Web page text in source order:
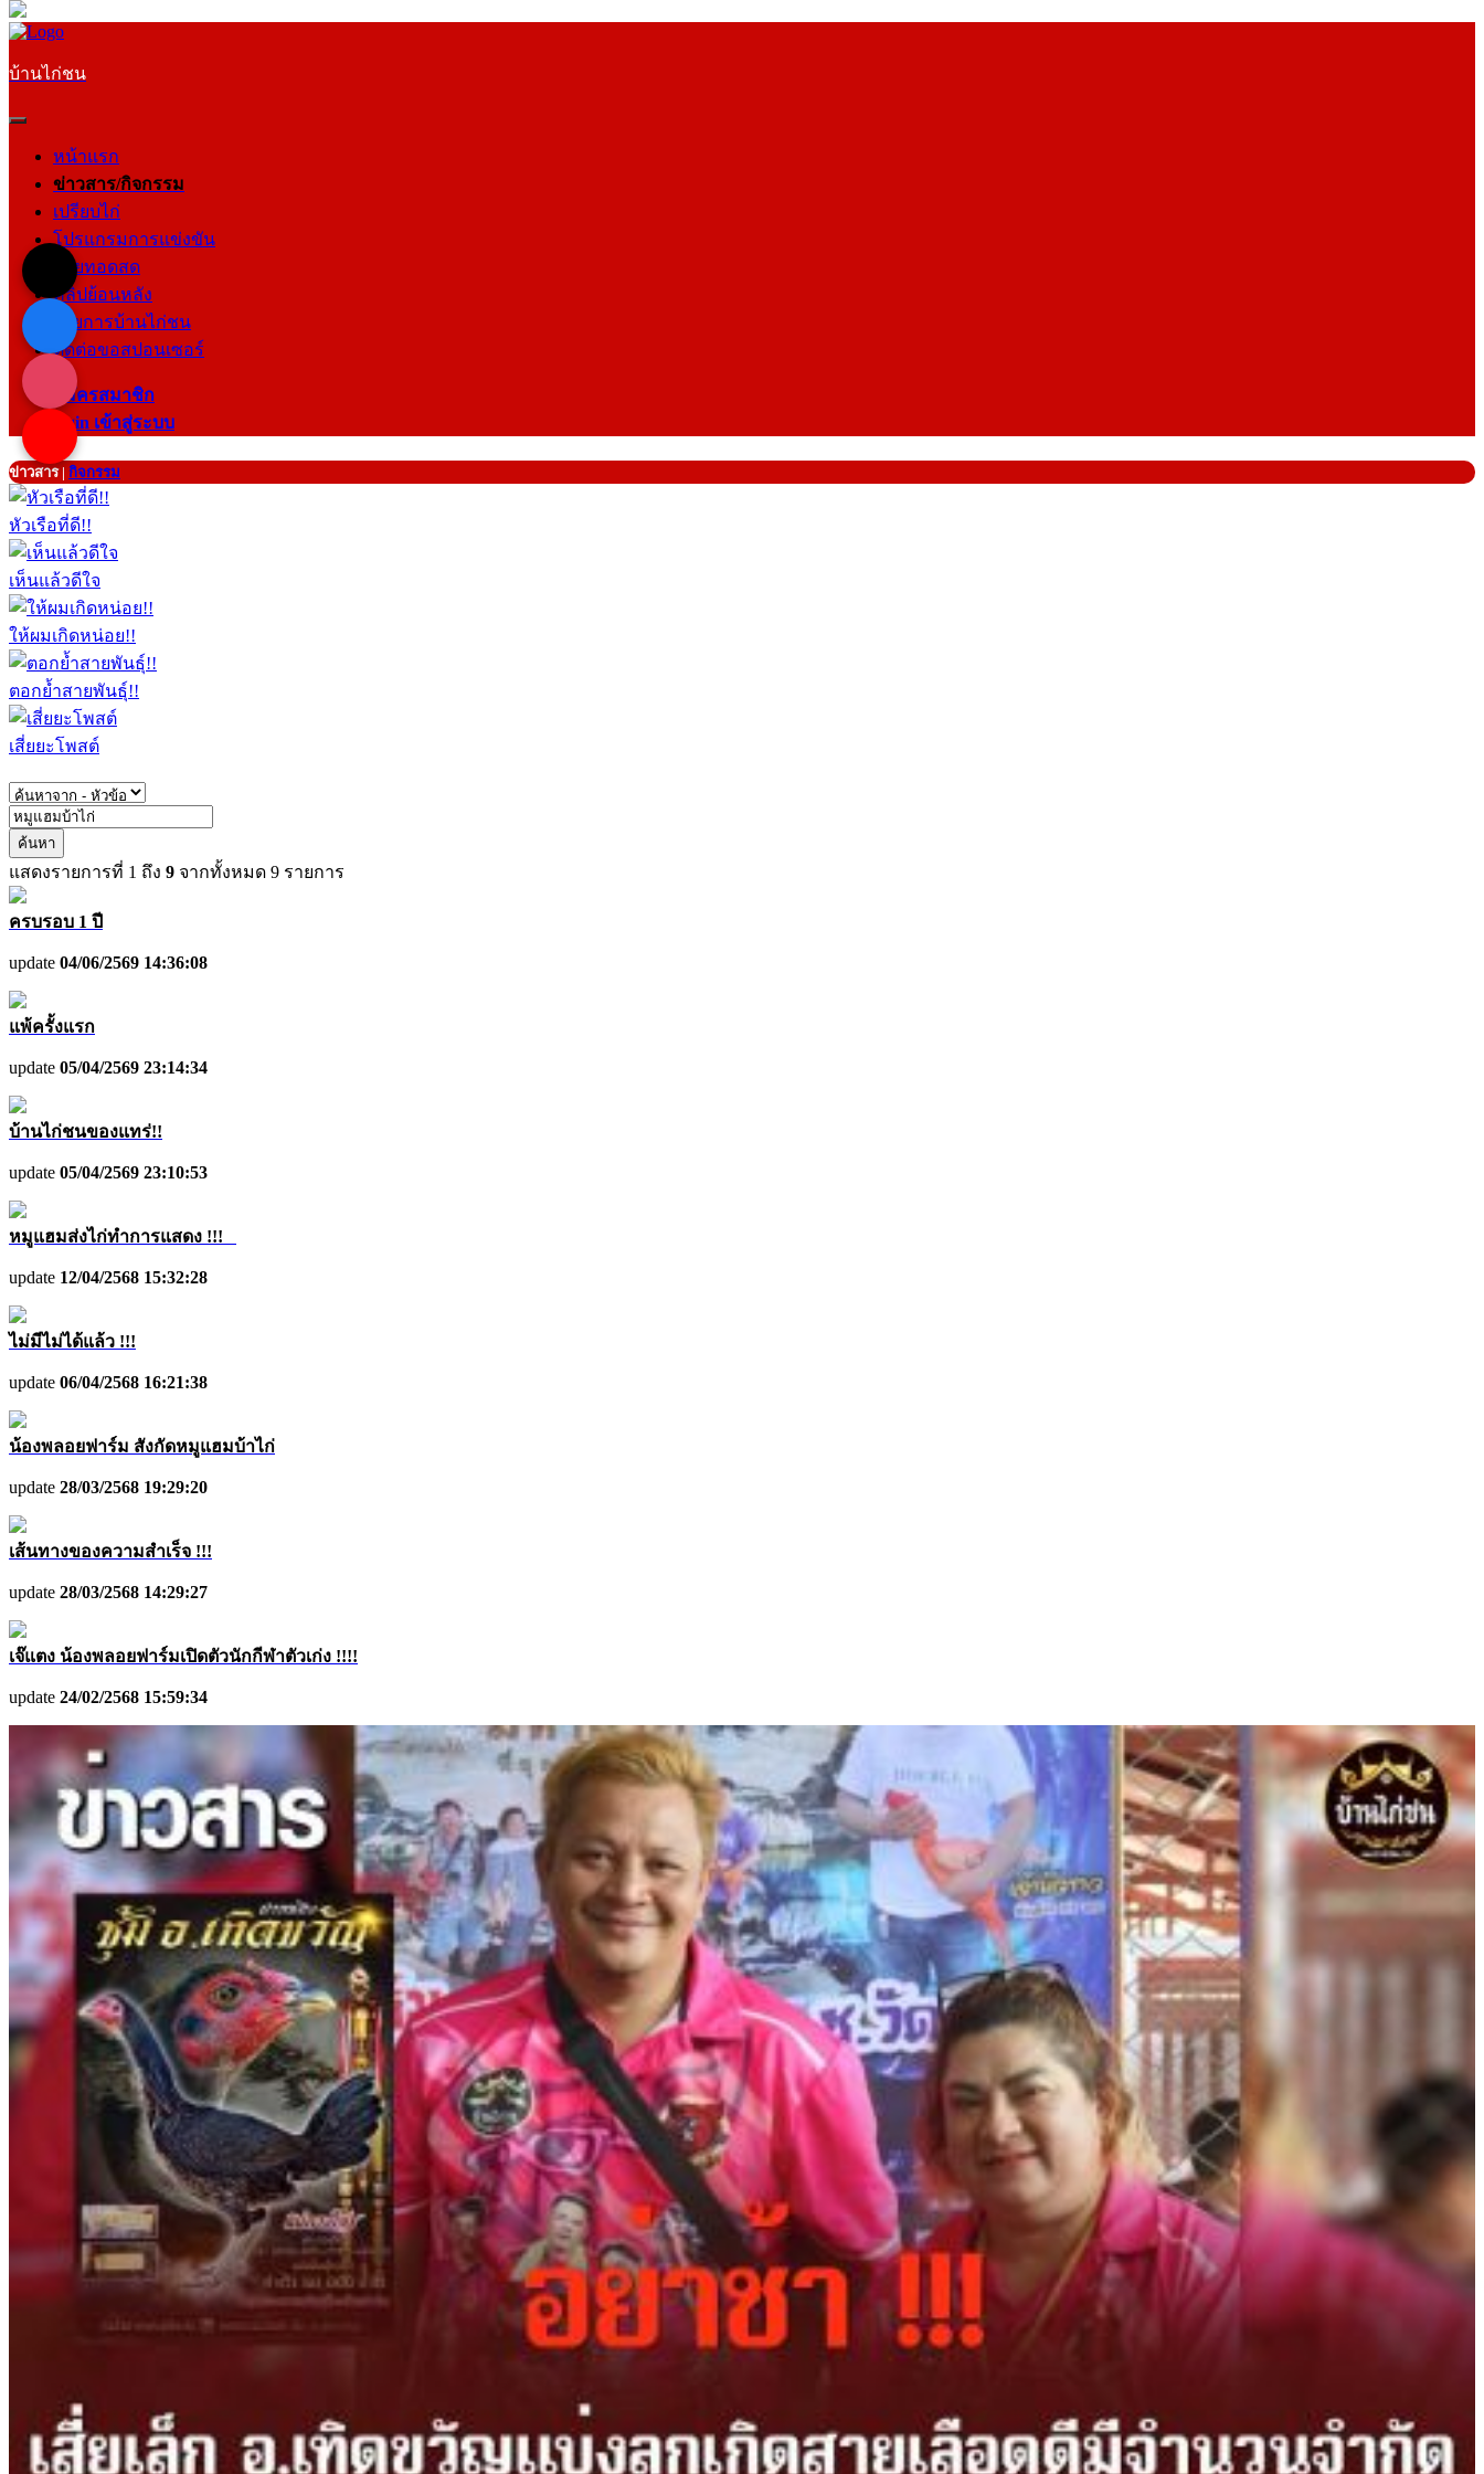
บ้านไก่ชน
หน้าแรก
ข่าวสาร/กิจกรรม
เปรียบไก่
โปรแกรมการแข่งขัน
ถ่ายทอดสด
คลิปย้อนหลัง
รายการบ้านไก่ชน
ติดต่อขอสปอนเซอร์
สมัครสมาชิก
login เข้าสู่ระบบ
ข่าวสาร| กิจกรรม
หัวเรือที่ดี!!
เห็นแล้วดีใจ
ให้ผมเกิดหน่อย!!
ตอกย้ำสายพันธุ์!!
เสี่ยยะโพสต์
ค้นหา
แสดงรายการที่ 1 ถึง 9 จากทั้งหมด 9 รายการ
ครบรอบ 1 ปี
update 04/06/2569 14:36:08
แพ้ครั้งแรก
update 05/04/2569 23:14:34
บ้านไก่ชนของแทร่!!
update 05/04/2569 23:10:53
หมูแฮมส่งไก่ทำการแสดง !!!
update 12/04/2568 15:32:28
ไม่มีไม่ได้แล้ว !!!
update 06/04/2568 16:21:38
น้องพลอยฟาร์ม สังกัดหมูแฮมบ้าไก่
update 28/03/2568 19:29:20
เส้นทางของความสำเร็จ​​​​​​​ !!!
update 28/03/2568 14:29:27
เจ๊แตง น้องพลอยฟาร์มเปิดตัวนักกีฬาตัวเก่ง !!!!
update 24/02/2568 15:59:34